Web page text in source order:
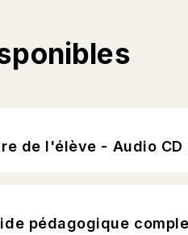
de l'élève - Audio CD
pédagogique